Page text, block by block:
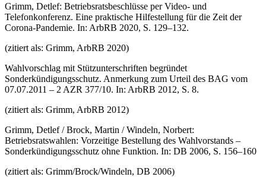
Grimm, Detlef: Betriebsratsbeschlüsse per Video- und
Telefonkonferenz. Eine praktische Hilfestellung für die Zeit der
Corona-Pandemie. In: ArbRB 2020, S. 129–132.
(zitiert als: Grimm, ArbRB 2020)
Wahlvorschlag mit Stützunterschriften begründet
Sonderkündigungsschutz. Anmerkung zum Urteil des BAG vom
07.07.2011 – 2 AZR 377/10. In: ArbRB 2012, S. 8.
(zitiert als: Grimm, ArbRB 2012)
Grimm, Detlef / Brock, Martin / Windeln, Norbert:
Betriebsratswahlen: Vorzeitige Bestellung des Wahlvorstands –
Sonderkündigungsschutz ohne Funktion. In: DB 2006, S. 156–160
(zitiert als: Grimm/Brock/Windeln, DB 2006)